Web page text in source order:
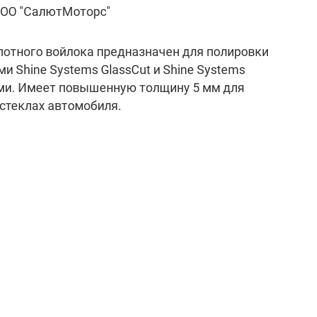
"СалютМоторс"
войлока предназначен для полировки
Shine Systems GlassCut и Shine Systems
Имеет повышенную толщину 5 мм для
автомобиля.